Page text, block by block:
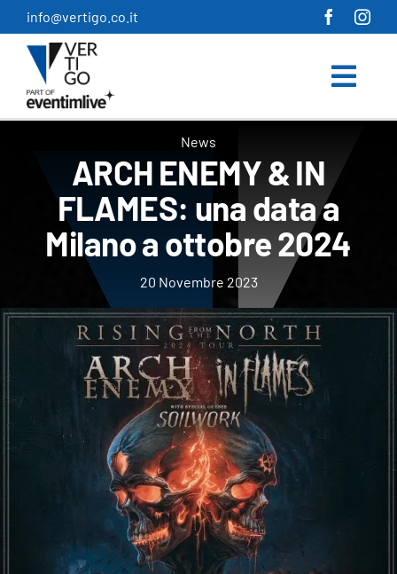
Salta
al
contenuto
info@vertigo.co.it
News
ARCH ENEMY & IN
FLAMES: una data a
Milano a ottobre 2024
20 Novembre 2023